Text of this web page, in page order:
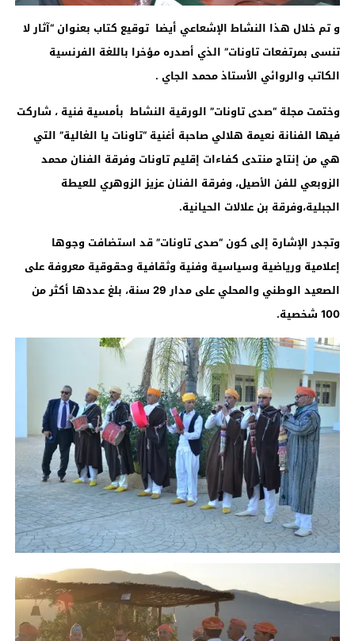
و تم خلال هذا النشاط الإشعاعي أيضا توقيع كتاب بعنوان “آثار لا
تنسى بمرتفعات تاونات” الذي أصدره مؤخرا باللغة الفرنسية
الكاتب والروائي الأستاذ محمد الجاي .
وختمت مجلة “صدى تاونات” الورقية النشاط بأمسية فنية ، شاركت
فيها الفنانة نعيمة هلالي صاحبة أغنية “تاونات يا الغالية” التي
هي من إنتاج منتدى كفاءات إقليم تاونات وفرقة الفنان محمد
الزوبعي للفن الأصيل، وفرقة الفنان عزيز الزوهري للعيطة
الجبلية،وفرقة بن علالات الحيانية.
وتجدر الإشارة إلى كون “صدى تاونات” قد استضافت وجوها
إعلامية ورياضية وسياسية وفنية وثقافية وحقوقية معروفة على
الصعيد الوطني والمحلي على مدار 29 سنة، بلغ عددها أكثر من
100 شخصية.